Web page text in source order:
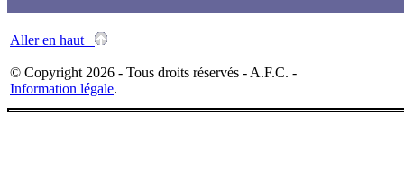
Aller en haut
© Copyright 2026 - Tous droits réservés - A.F.C. -
Information légale.